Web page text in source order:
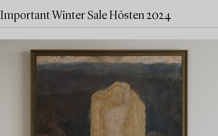
Important Winter Sale Hösten 2024